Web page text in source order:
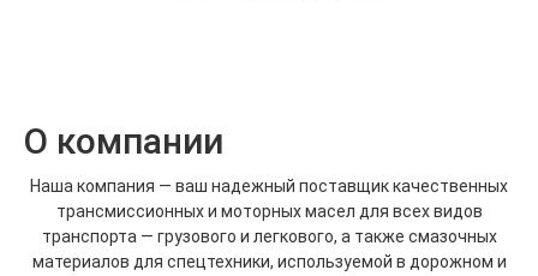
О компании
Наша компания — ваш надежный поставщик качественных
трансмиссионных и моторных масел для всех видов
транспорта — грузового и легкового, а также смазочных
материалов для спецтехники, используемой в дорожном и